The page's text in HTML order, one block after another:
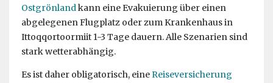
Ostgrönlandkann eine Evakuierung über einen
abgelegenen Flugplatz oder zum Krankenhaus in
Ittoqqortoormiit 1-3 Tage dauern. Alle Szenarien sind
stark wetterabhängig.
Es ist daher obligatorisch, eineReiseversicherung